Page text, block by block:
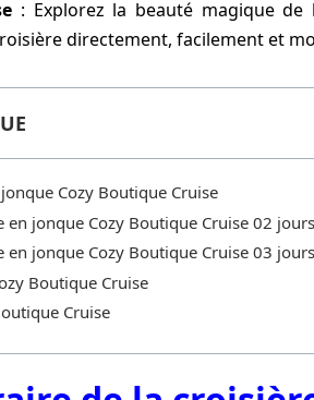
: Explorez la beauté magique de
directement, facilement et
Cozy Boutique Cruise
en jonque Cozy Boutique Cruise 02
en jonque Cozy Boutique Cruise 03
Boutique Cruise
Cruise